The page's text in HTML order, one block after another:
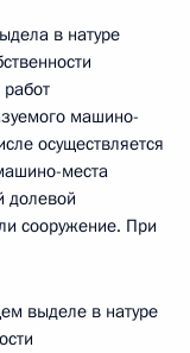
в натуре
машино-
осуществляется
места
долевой
сооружение. При
выделе в натуре